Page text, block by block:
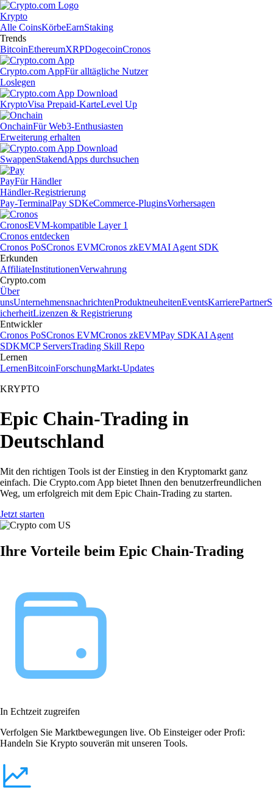
Krypto
Alle CoinsKörbeEarnStaking
Trends
BitcoinEthereumXRPDogecoinCronos
Crypto.com AppFür alltägliche Nutzer
Loslegen
KryptoVisa Prepaid-KarteLevel Up
OnchainFür Web3-Enthusiasten
Erweiterung erhalten
SwappenStakendApps durchsuchen
PayFür Händler
Händler-Registrierung
Pay-TerminalPay SDKeCommerce-PluginsVorhersagen
CronosEVM-kompatible Layer 1
Cronos entdecken
Cronos PoSCronos EVMCronos zkEVMAI Agent SDK
Erkunden
AffiliateInstitutionenVerwahrung
Crypto.com
Über
unsUnternehmensnachrichtenProduktneuheitenEventsKarrierePartnerS
icherheitLizenzen & Registrierung
Entwickler
Cronos PoSCronos EVMCronos zkEVMPay SDKAI Agent
SDKMCP ServersTrading Skill Repo
Lernen
LernenBitcoinForschungMarkt-Updates
KRYPTO
Epic Chain-Trading in
Deutschland
Mit den richtigen Tools ist der Einstieg in den Kryptomarkt ganz
einfach. Die Crypto.com App bietet Ihnen den benutzerfreundlichen
Weg, um erfolgreich mit dem Epic Chain-Trading zu starten.
Jetzt starten
Ihre Vorteile beim Epic Chain-Trading
In Echtzeit zugreifen
Verfolgen Sie Marktbewegungen live. Ob Einsteiger oder Profi:
Handeln Sie Krypto souverän mit unseren Tools.